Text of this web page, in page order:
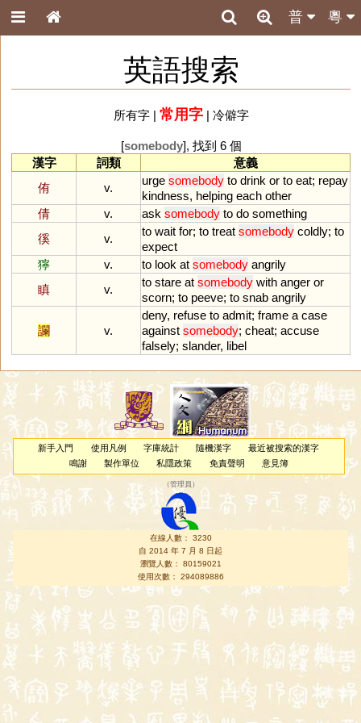
粵
普
英語搜索
所有字| 常用字| 冷僻字
[somebody], 找到 6 個
漢字
詞類
意義
侑
v.
urge somebody to drink or to eat; repay
kindness, helping each other
倩
v. ask somebody to do something
徯
v.
to wait for; to treat somebody coldly; to
expect
獰
v. to look at somebody angrily
瞋
v.
to stare at somebody with anger or
scorn; to peeve; to snab angrily
讕 v.
deny, refuse to admit; frame a case
against somebody; cheat; accuse
falsely; slander, libel
新手入門 使用凡例 字庫統計 隨機漢字
最近被搜索的漢字
鳴謝
製作單位 私隱政策 免責聲明 意見簿
（管理員 ）
在線人數： 3230
自 2014 年 7 月 8 日起
瀏覽人數： 80159021
使用次數： 294089886